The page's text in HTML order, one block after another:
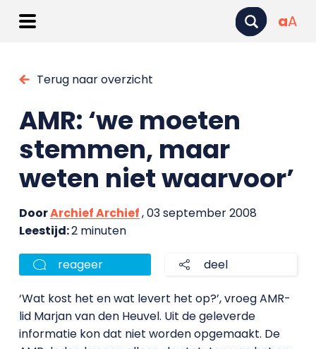
aA
Terug naar overzicht
AMR: ‘we moeten
stemmen, maar
weten niet waarvoor’
DoorArchief Archief, 03 september 2008
Leestijd:2 minuten
reageer deel
‘Wat kost het en wat levert het op?’, vroeg AMR-
lid Marjan van den Heuvel. Uit de geleverde
informatie kon dat niet worden opgemaakt. De